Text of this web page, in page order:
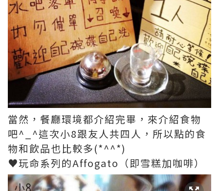
當然，餐廳環境都介紹完畢，來介紹食物
吧^_^這次小8跟友人共四人，所以點的食
物和飲品也比較多(*^^*)
♥玩命系列的Affogato（即雪糕加咖啡）